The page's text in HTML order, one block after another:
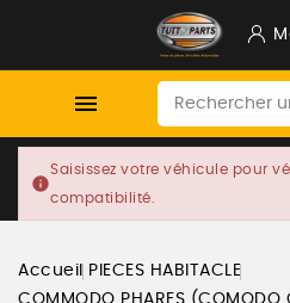

info
Saisissez votre véhicule pour
compatibilité.
Accueil
PIECES HABITACLE
COMMODO PHARES (COMODO